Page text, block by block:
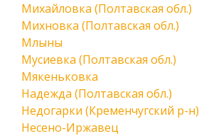
Михайловка (Полтавская обл.)
Михновка (Полтавская обл.)
Млыны
Мусиевка (Полтавская обл.)
Мякеньковка
Надежда (Полтавская обл.)
Недогарки (Кременчугский р-н)
Несено-Иржавец